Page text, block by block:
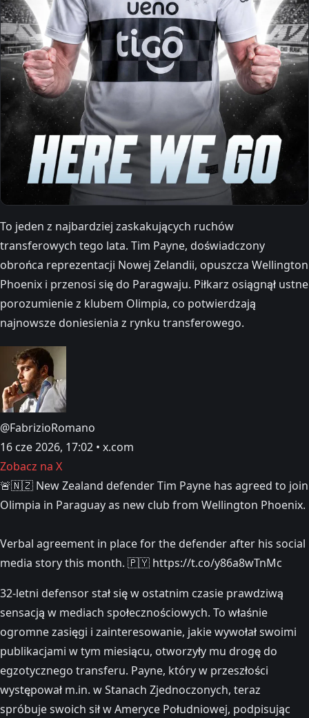
To jeden z najbardziej zaskakujących ruchów
transferowych tego lata. Tim Payne, doświadczony
obrońca reprezentacji Nowej Zelandii, opuszcza Wellington
Phoenix i przenosi się do Paragwaju. Piłkarz osiągnął ustne
porozumienie z klubem Olimpia, co potwierdzają
najnowsze doniesienia z rynku transferowego.
@FabrizioRomano
16 cze 2026, 17:02 • x.com
Zobacz na X
🚨🇳🇿 New Zealand defender Tim Payne has agreed to join
Olimpia in Paraguay as new club from Wellington Phoenix.
Verbal agreement in place for the defender after his social
media story this month. 🇵🇾 https://t.co/y86a8wTnMc
32-letni defensor stał się w ostatnim czasie prawdziwą
sensacją w mediach społecznościowych. To właśnie
ogromne zasięgi i zainteresowanie, jakie wywołał swoimi
publikacjami w tym miesiącu, otworzyły mu drogę do
egzotycznego transferu. Payne, który w przeszłości
występował m.in. w Stanach Zjednoczonych, teraz
spróbuje swoich sił w Ameryce Południowej, podpisując